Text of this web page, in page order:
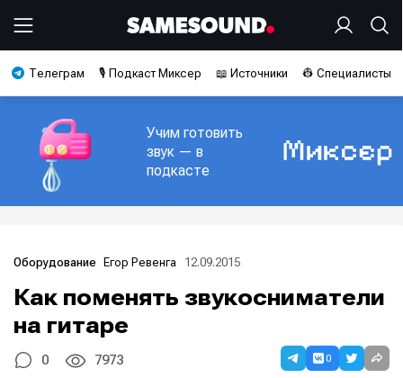
Телеграм 🎙️ Подкаст Миксер 📖 Источники 👷 Специалисты
Учим готовить
звук — в
подкасте
Оборудование Егор Ревенга 12.09.2015
Как поменять звукосниматели
на гитаре
0 7973 0